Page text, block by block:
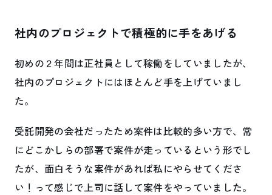
社内のプロジェクトで積極的に手をあげる
初めの２年間は正社員として稼働をしていましたが、
社内のプロジェクトにはほとんど手を上げていまし
た。
受託開発の会社だったため案件は比較的多い方で、常
にどこかしらの部署で案件が走っているという形でし
たが、面白そうな案件があれば私にやらせてくださ
い！って感じで上司に話して案件をやっていました。